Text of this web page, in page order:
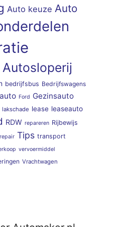
Auto keuze Auto
Autosloperij
bedrijfsbus Bedrijfswagens
Ford Gezinsauto
lakschade lease leaseauto
RDW repareren Rijbewijs
Tips transport
vervoermiddel
Vrachtwagen